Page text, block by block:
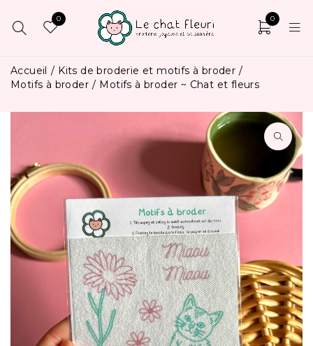
0 0
Accueil / Kits de broderie et motifs à broder /
Motifs à broder / Motifs à broder ~ Chat et fleurs